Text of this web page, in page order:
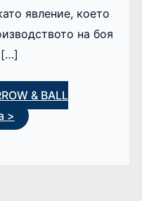
явление, което
на боя
[…]
& BALL
>